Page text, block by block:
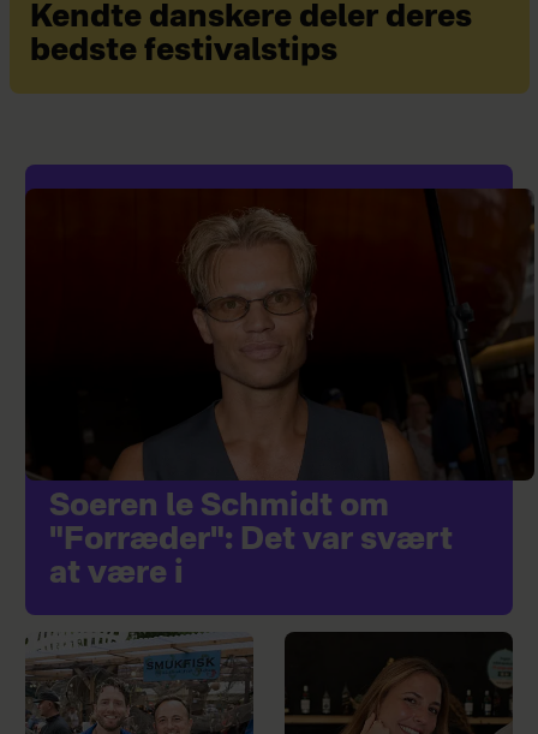
Kendte danskere deler deres
bedste festivalstips
Soeren le Schmidt om
"Forræder": Det var svært
at være i